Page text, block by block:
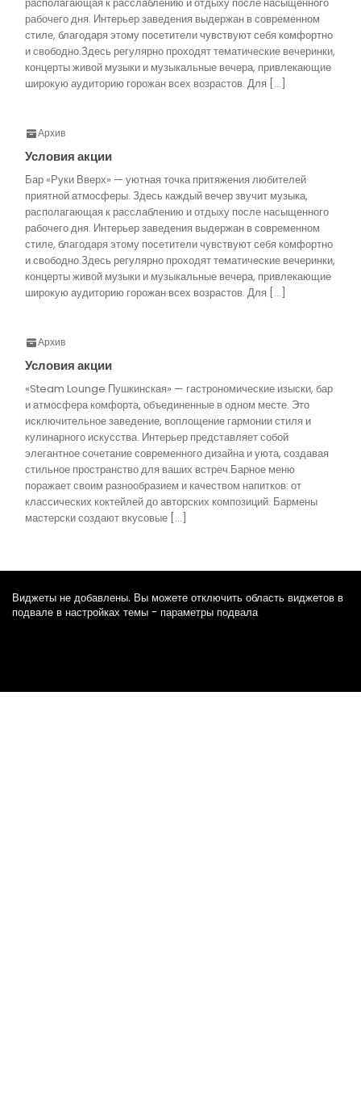
рабочего дня. Интерьер заведения выдержан в современном
стиле, благодаря этому посетители чувствуют себя комфортно
и свободно.Здесь регулярно проходят тематические вечеринки,
концерты живой музыки и музыкальные вечера, привлекающие
широкую аудиторию горожан всех возрастов. Для […]
Архив
Условия акции
Бар «Руки Вверх» — уютная точка притяжения любителей
приятной атмосферы. Здесь каждый вечер звучит музыка,
располагающая к расслаблению и отдыху после насыщенного
рабочего дня. Интерьер заведения выдержан в современном
стиле, благодаря этому посетители чувствуют себя комфортно
и свободно.Здесь регулярно проходят тематические вечеринки,
концерты живой музыки и музыкальные вечера, привлекающие
широкую аудиторию горожан всех возрастов. Для […]
Архив
Условия акции
«Steam Lounge Пушкинская» — гастрономические изыски, бар
и атмосфера комфорта, объединенные в одном месте. Это
исключительное заведение, воплощение гармонии стиля и
кулинарного искусства. Интерьер представляет собой
элегантное сочетание современного дизайна и уюта, создавая
стильное пространство для ваших встреч.Барное меню
поражает своим разнообразием и качеством напитков: от
классических коктейлей до авторских композиций. Бармены
мастерски создают вкусовые […]
Виджеты не добавлены. Вы можете отключить область виджетов в
подвале в настройках темы - параметры подвала